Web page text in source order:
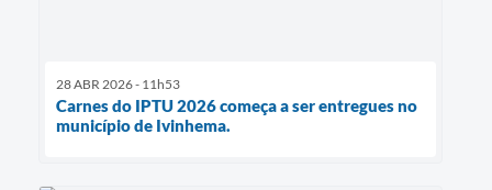
28 ABR 2026 - 11h53
Carnes do IPTU 2026 começa a ser entregues no
município de Ivinhema.